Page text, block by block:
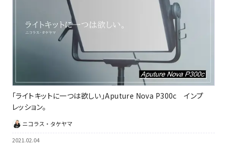
「ライトキットに一つは欲しい」Aputure Nova P300c インプ
レッション。
ニコラス・タケヤマ
2021.02.04